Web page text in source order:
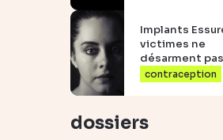
Implants
victimes ne
désarment pas
contraception
dossiers